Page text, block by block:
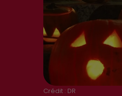
Crédit : DR